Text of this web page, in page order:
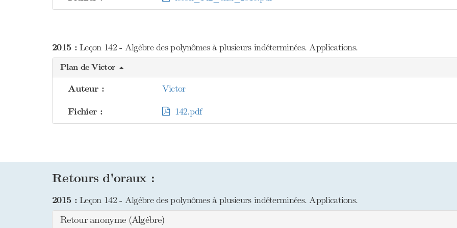
2015 :Leçon 142 - Algèbre des polynômes à plusieurs indéterminées. Applications.
Plan de Victor
Auteur : Victor
Fichier : 142.pdf
Retours d'oraux :
2015 :Leçon 142 - Algèbre des polynômes à plusieurs indéterminées. Applications.
Retour anonyme (Algèbre)